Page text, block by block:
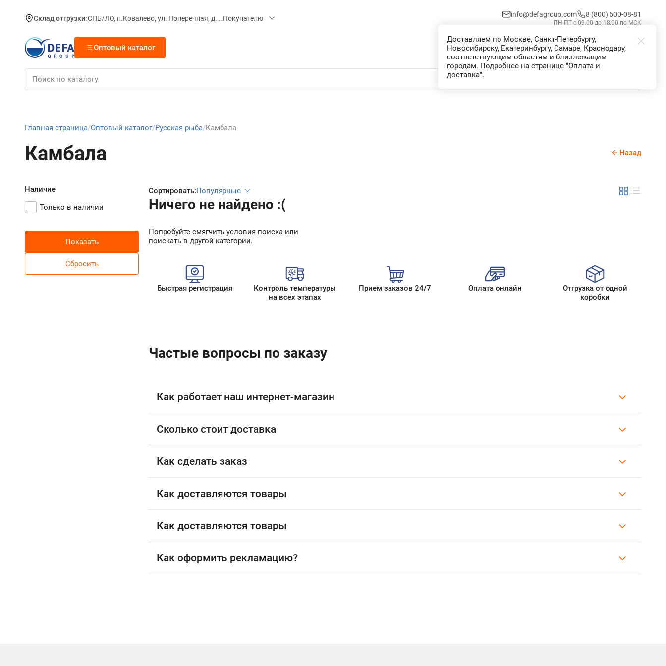
Склад отгрузки:СПБ/ЛО, п.Ковалево, ул. Поперечная, д. 15, СК «ПИРС» («МОРОЗКО»)
Покупателю info@defagroup.com 8 (800) 600-08-81
ПН-ПТ с 09.00 до 18.00 по МСК
Оптовый каталог Избранное Корзина Войти
Главная страница Оптовый каталог Русская рыба Камбала
Камбала Назад
Наличие
Только в наличии
Сортировать:Популярные
Ничего не найдено :(
Попробуйте смягчить условия поиска или
поискать в другой категории.
Быстрая регистрация
Контроль температуры
на всех этапах
Прием заказов 24/7 Оплата онлайн
Отгрузка от одной
коробки
Частые вопросы по заказу
Как работает наш интернет-магазин
Сколько стоит доставка
Как сделать заказ
Как доставляются товары
Как доставляются товары
Как оформить рекламацию?
Доставляем по Москве, Санкт-Петербургу,
Новосибирску, Екатеринбургу, Самаре, Краснодару,
соответствующим областям и близлежащим
городам. Подробнее на странице "Оплата и
доставка".